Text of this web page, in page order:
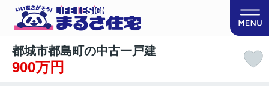
都城市都島町の中古一戸建
900万円